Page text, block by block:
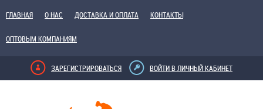
ГЛАВНАЯ О НАС ДОСТАВКА И ОПЛАТА КОНТАКТЫ
ОПТОВЫМ КОМПАНИЯМ
ЗАРЕГИСТРИРОВАТЬСЯ ВОЙТИ В ЛИЧНЫЙ КАБИНЕТ